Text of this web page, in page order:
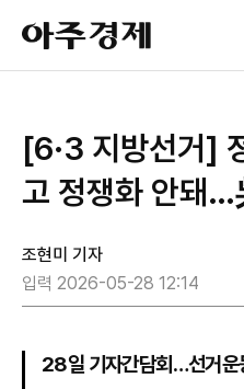
아
주
경
[6·3 지방선거]
고 정쟁화 안돼…
조현미 기자
입력 2026-05-28 12:14
28일 기자간담회…선거운